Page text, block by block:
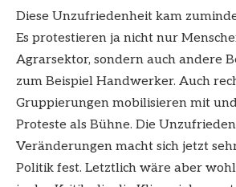
Diese Unzufriedenheit kam
Es protestieren ja nicht nur
Agrarsektor, sondern auch andere
zum Beispiel Handwerker. Auch
Gruppierungen mobilisieren mit
Proteste als Bühne. Die
Veränderungen macht sich jetzt
Politik fest. Letztlich wäre aber